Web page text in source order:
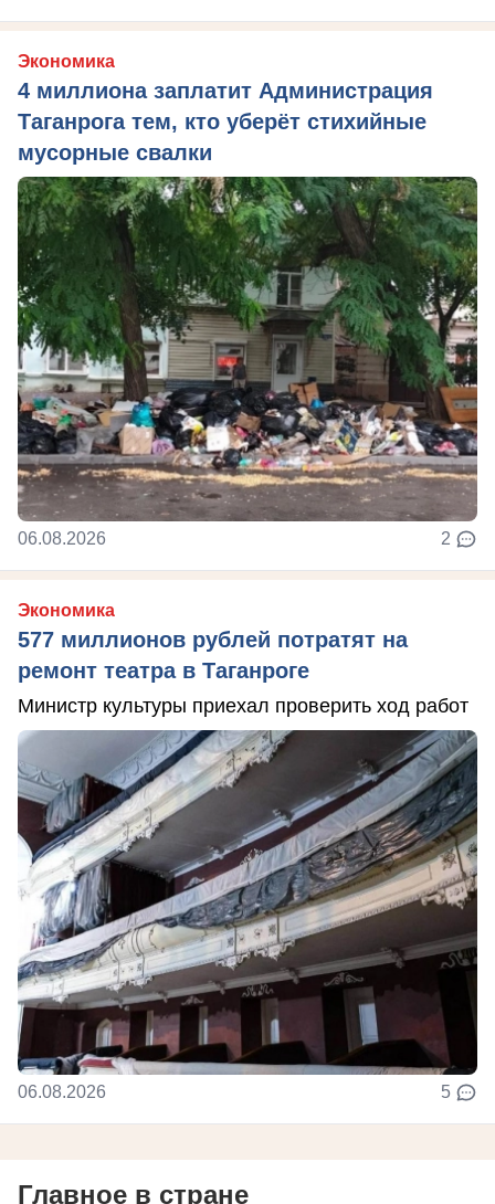
Экономика
4 миллиона заплатит Администрация
Таганрога тем, кто уберёт стихийные
мусорные свалки
06.08.2026 2
Экономика
577 миллионов рублей потратят на
ремонт театра в Таганроге
Министр культуры приехал проверить ход работ
06.08.2026 5
Главное в стране